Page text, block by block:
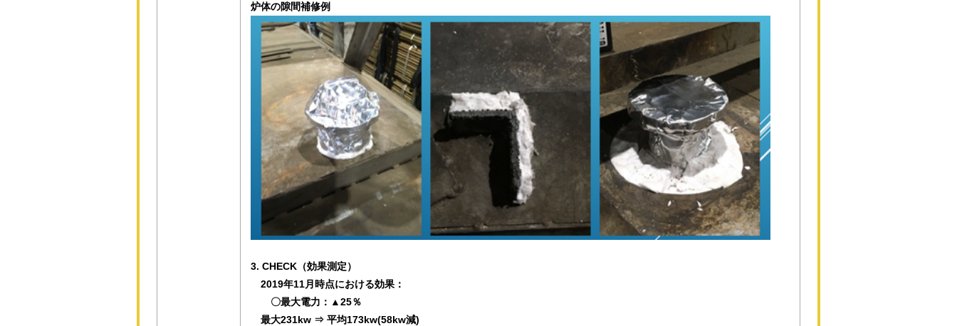
炉体の隙間補修例
3. CHECK（効果測定）
2019年11月時点における効果：
〇最大電力：▲25％
最大231kw ⇒ 平均173kw(58kw減)